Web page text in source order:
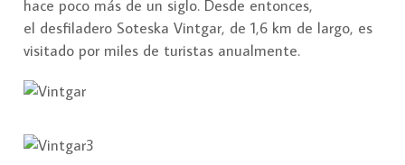
hace poco más de un siglo. Desde entonces,
el desfiladero Soteska Vintgar, de 1,6 km de largo, es
visitado por miles de turistas anualmente.